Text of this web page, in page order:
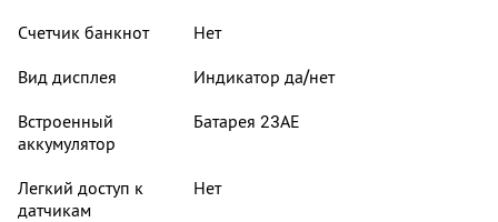
Счетчик банкнот
Нет
Вид дисплея
Индикатор да/нет
Встроенный
аккумулятор
Батарея 23АЕ
Легкий доступ к
датчикам
Нет